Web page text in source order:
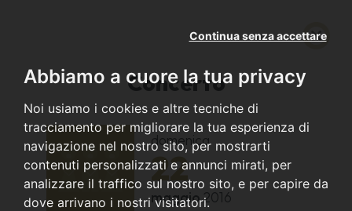
Abbiamo a cuore la tua privacy
Noi usiamo i cookies e altre tecniche di
tracciamento per migliorare la tua esperienza di
navigazione nel nostro sito, per mostrarti
contenuti personalizzati e annunci mirati, per
analizzare il traffico sul nostro sito, e per capire da
dove arrivano i nostri visitatori.
Continua senza accettare
Concerto
domenica
22
maggio2016